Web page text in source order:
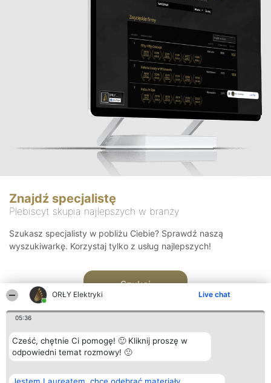
ORŁY Elektryki Live chat
05:36
Cześć, chętnie Ci pomogę! 🙂 Kliknij proszę w
odpowiedni temat rozmowy! 🙂
Znajdź specjalistę
Plebiscyt skupia najlepszych w branży
Szukasz specjalisty w pobliżu Ciebie? Sprawdź naszą
wyszukiwarkę. Korzystaj tylko z usług najlepszych!
Szukaj
Organizator plebiscytu Plebiscyt Kontakt